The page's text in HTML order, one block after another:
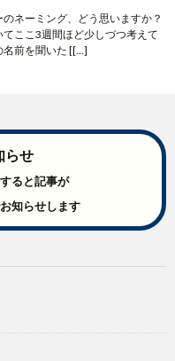
ネーミング、どう思いますか？
ここ3週間ほど少しづつ考えて
名前を聞いた [[…]
らせ
ると記事が
知らせします